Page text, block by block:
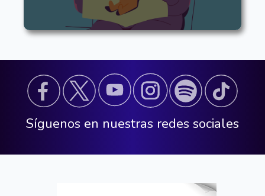
Síguenos en nuestras redes sociales